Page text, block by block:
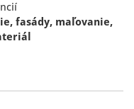
fasády, maľovanie,